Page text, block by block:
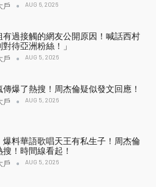
戶 AUG 6, 2026
有過接觸的網友公開原因！喊話西村
待亞洲粉絲！」
戶 AUG 5, 2026
爆了熱搜！周杰倫疑似發文回應！
戶 AUG 5, 2026
爆料華語歌唱天王有私生子！周杰倫
！時間線看起！
戶 AUG 5, 2026